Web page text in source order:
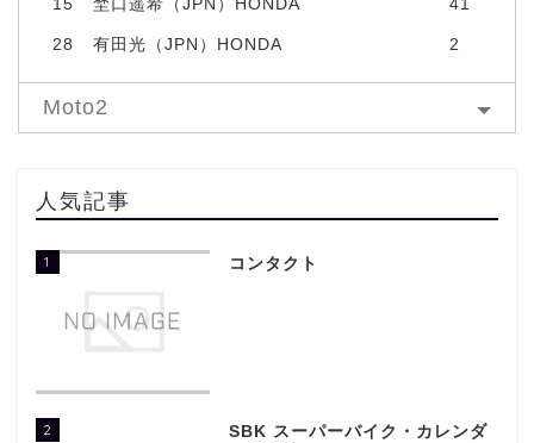
28 有田光（JPN）HONDA 2
Moto2
人気記事
1 コンタクト
2
SBK スーパーバイク・カレンダ